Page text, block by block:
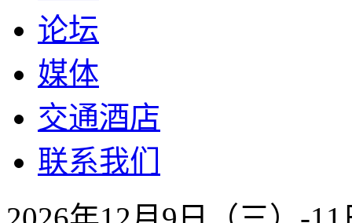
论坛
媒体
交通酒店
联系我们